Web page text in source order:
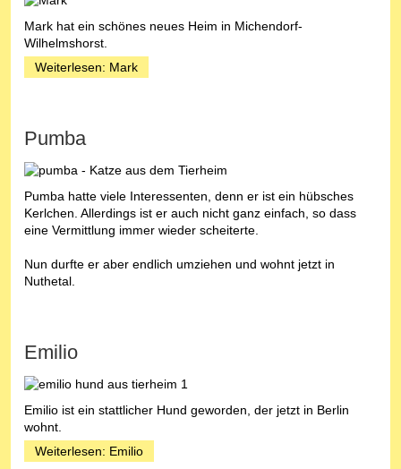
Mark hat ein schönes neues Heim in Michendorf-
Wilhelmshorst.
Weiterlesen: Mark
Pumba
Pumba hatte viele Interessenten, denn er ist ein hübsches
Kerlchen. Allerdings ist er auch nicht ganz einfach, so dass
eine Vermittlung immer wieder scheiterte.
Nun durfte er aber endlich umziehen und wohnt jetzt in
Nuthetal.
Emilio
Emilio ist ein stattlicher Hund geworden, der jetzt in Berlin
wohnt.
Weiterlesen: Emilio